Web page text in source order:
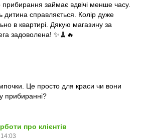
займає вдвічі менше часу.
дитина справляється. Колір дуже
в квартирі. Дякую магазину за
задоволена! ✨🧹🔥
Це просто для краси чи вони
прибиранні?
про клієнтів